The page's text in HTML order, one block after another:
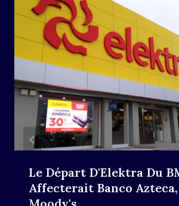
Le Départ D'Elektra Du
Affecterait Banco